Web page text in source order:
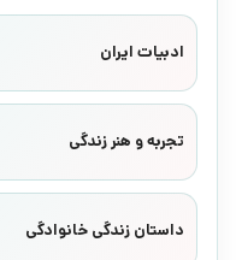
ادبیات ایران
تجربه و هنر زندگی
داستان زندگی خانوادگی